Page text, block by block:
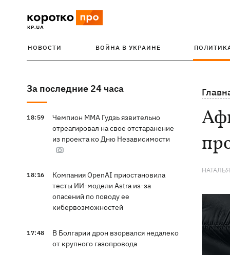
НОВОСТИ ВОЙНА В УКРАИНЕ
За последние 24 часа
18:59
Чемпион ММА Гудзь язвительно
отреагировал на свое отстаранение
из проекта ко Дню Независимости
18:16
Компания OpenAI приостановила
тесты ИИ-модели Astra из-за
опасений по поводу ее
кибервозможностей
17:48
В Болгарии дрон взорвался недалеко
от крупного газопровода